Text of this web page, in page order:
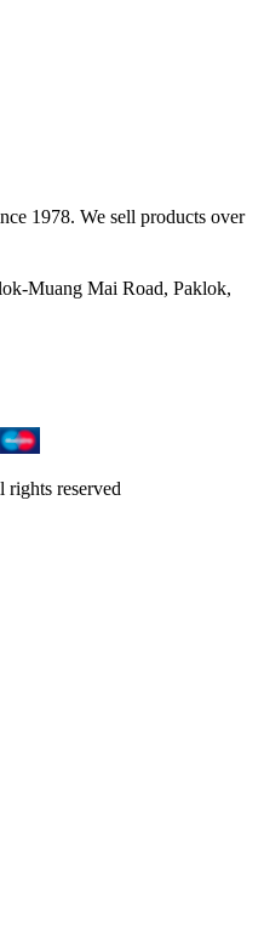
1978. We sell products over
Muang Mai Road, Paklok,
rights reserved